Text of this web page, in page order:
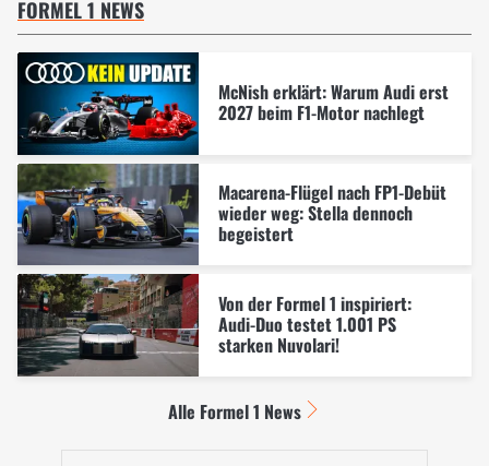
FORMEL 1 NEWS
McNish erklärt: Warum Audi erst
2027 beim F1-Motor nachlegt
Macarena-Flügel nach FP1-Debüt
wieder weg: Stella dennoch
begeistert
Von der Formel 1 inspiriert:
Audi-Duo testet 1.001 PS
starken Nuvolari!
Alle Formel 1 News